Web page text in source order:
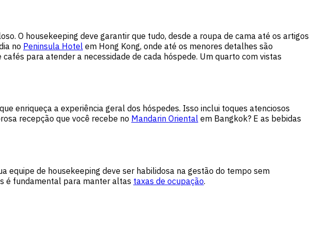
O housekeeping deve garantir que tudo, desde a roupa de cama até os artigos
no Peninsula Hotel em Hong Kong, onde até os menores detalhes são
para atender a necessidade de cada hóspede. Um quarto com vistas
enriqueça a experiência geral dos hóspedes. Isso inclui toques atenciosos
recepção que você recebe no Mandarin Oriental em Bangkok? E as bebidas
equipe de housekeeping deve ser habilidosa na gestão do tempo sem
é fundamental para manter altas taxas de ocupação.